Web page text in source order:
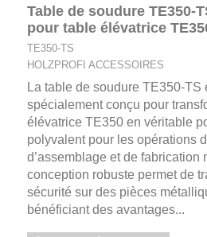
Table de soudure TE350-
pour table élévatrice
TE350-TS
HOLZPROFI ACCESSOIRES
La table de soudure TE350-TS
spécialement conçu pour
élévatrice TE350 en véritable
polyvalent pour les opérations
d’assemblage et de fabrication
conception robuste permet de
sécurité sur des pièces
bénéficiant des avantages...